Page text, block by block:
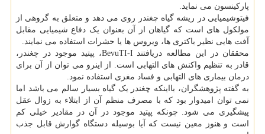
پارکینسون می نماید.
فیتوشیمیایی در ریشه گیاه چغندر روی می دهد و متعلق به گروهی از
مولکول های است که گیاهان از آن بعنوان یک دفاع شیمیایی مقابل
آفت هایی نظیر باکتری ها، ویروس ها یا حشرات استفاده می نمایند.
محققان در این مطالعه دریافتند BevuTI-I، پپتید موجود در چغندر،
قادر به تنظیم واکنش های التهابی است. از اینرو می توان از آن برای
درمان بیماری های التهابی و فساد مغزی استفاده نمود.
به گفته پژوهشگران، بااینکه چغندر یک گیاه بسیار سالم می باشد اما
نمی توان امیدوار بود که با مصرف منظم آن از ابتلاء به زوال عقل
پیشگیری می شود. چونکه پپتید موجود در آن در مقادیر خیلی کم
است و هنوز معین نیست که آیا بوسیله دستگاه گوارش قابل جذب